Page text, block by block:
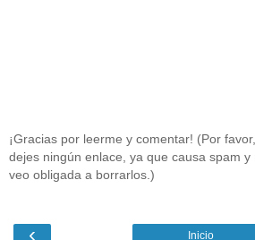
¡Gracias por leerme y comentar! (Por
dejes ningún enlace, ya que causa spam y
veo obligada a borrarlos.)
‹ Inicio